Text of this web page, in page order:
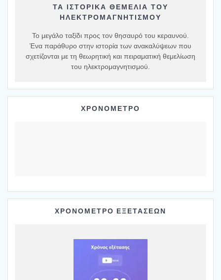
ΤΑ ΙΣΤΟΡΙΚΆ ΘΕΜΈΛΙΑ ΤΟΥ
ΗΛΕΚΤΡΟΜΑΓΝΗΤΙΣΜΟΎ
Το μεγάλο ταξίδι προς τον θησαυρό του κεραυνού.
Ένα παράθυρο στην ιστορία των ανακαλύψεων που
σχετίζονται με τη θεωρητική και πειραματική θεμελίωση
του ηλεκτρομαγνητισμού.
ΧΡΟΝΟΜΕΤΡΟ
ΧΡΟΝΟΜΕΤΡΟ ΕΞΕΤΑΣΕΩΝ